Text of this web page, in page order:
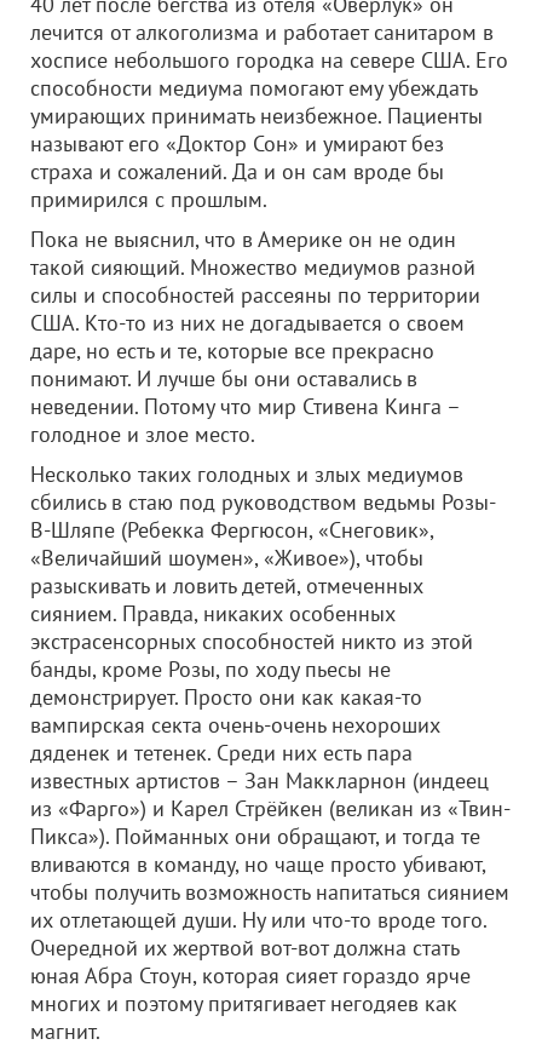
лечится от алкоголизма и работает санитаром в
хосписе небольшого городка на севере США. Его
способности медиума помогают ему убеждать
умирающих принимать неизбежное. Пациенты
называют его «Доктор Сон» и умирают без
страха и сожалений. Да и он сам вроде бы
примирился с прошлым.
Пока не выяснил, что в Америке он не один
такой сияющий. Множество медиумов разной
силы и способностей рассеяны по территории
США. Кто-то из них не догадывается о своем
даре, но есть и те, которые все прекрасно
понимают. И лучше бы они оставались в
неведении. Потому что мир Стивена Кинга –
голодное и злое место.
Несколько таких голодных и злых медиумов
сбились в стаю под руководством ведьмы Розы-
В-Шляпе (Ребекка Фергюсон, «Снеговик»,
«Величайший шоумен», «Живое»), чтобы
разыскивать и ловить детей, отмеченных
сиянием. Правда, никаких особенных
экстрасенсорных способностей никто из этой
банды, кроме Розы, по ходу пьесы не
демонстрирует. Просто они как какая-то
вампирская секта очень-очень нехороших
дяденек и тетенек. Среди них есть пара
известных артистов – Зан Маккларнон (индеец
из «Фарго») и Карел Стрёйкен (великан из «Твин-
Пикса»). Пойманных они обращают, и тогда те
вливаются в команду, но чаще просто убивают,
чтобы получить возможность напитаться сиянием
их отлетающей души. Ну или что-то вроде того.
Очередной их жертвой вот-вот должна стать
юная Абра Стоун, которая сияет гораздо ярче
многих и поэтому притягивает негодяев как
магнит.